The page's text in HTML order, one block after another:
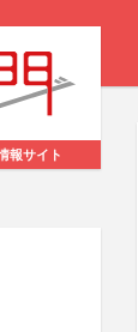
報サイト